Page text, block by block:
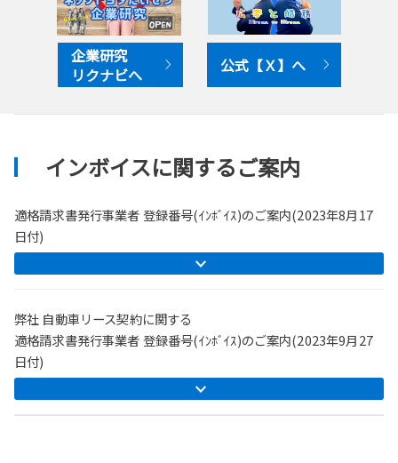
ヤリス・ヤリス クロスを一部改良し、3月2日に
発売します。
詳しくはこちら
2025-12-21
ました。
北海道レーシングCUP 全道大会をオンラインで
全道4か所をオンライン接続して、選抜されたプ
レイヤーの白熱したバトルが繰り広げられました。
2025-12-17
新しくなったRAV4は標準「Ｚ」とオフロード
「Adventure」の2種類が発表！当社でも旭川
店、稚内店、名寄店で展示を開始
企業研究
リクナビへ
公式【Ｘ】へ
インボイスに関するご案内
適格請求書発行事業者 登録番号(ｲﾝﾎﾞｲｽ)のご案内(2023年8月17
日付)
弊社 自動車リース契約に関する
適格請求書発行事業者 登録番号(ｲﾝﾎﾞｲｽ)のご案内(2023年9月27
日付)